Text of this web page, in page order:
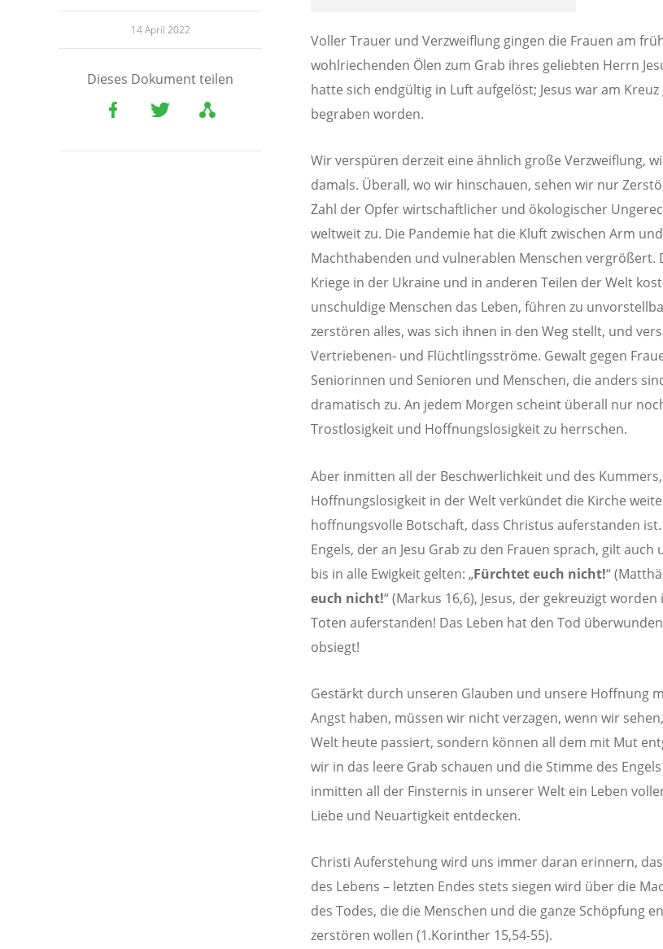
14 April 2022
Dieses Dokument teilen
Voller Trauer und Verzweiflung gingen die Frauen am
wohlriechenden Ölen zum Grab ihres geliebten Herrn
hatte sich endgültig in Luft aufgelöst; Jesus war am
begraben worden.
Wir verspüren derzeit eine ähnlich große Verzweiflung,
damals. Überall, wo wir hinschauen, sehen wir nur
Zahl der Opfer wirtschaftlicher und ökologischer
weltweit zu. Die Pandemie hat die Kluft zwischen Arm
Machthabenden und vulnerablen Menschen vergrößert.
Kriege in der Ukraine und in anderen Teilen der Welt
unschuldige Menschen das Leben, führen zu
zerstören alles, was sich ihnen in den Weg stellt, und
Vertriebenen- und Flüchtlingsströme. Gewalt gegen
Seniorinnen und Senioren und Menschen, die anders
dramatisch zu. An jedem Morgen scheint überall nur
Trostlosigkeit und Hoffnungslosigkeit zu herrschen.
Aber inmitten all der Beschwerlichkeit und des
Hoffnungslosigkeit in der Welt verkündet die Kirche
hoffnungsvolle Botschaft, dass Christus auferstanden
Engels, der an Jesu Grab zu den Frauen sprach, gilt
bis in alle Ewigkeit gelten: „Fürchtet euch nicht!“
euch nicht!“ (Markus 16,6), Jesus, der gekreuzigt
Toten auferstanden! Das Leben hat den Tod
obsiegt!
Gestärkt durch unseren Glauben und unsere Hoffnung
Angst haben, müssen wir nicht verzagen, wenn wir
Welt heute passiert, sondern können all dem mit Mut
wir in das leere Grab schauen und die Stimme des
inmitten all der Finsternis in unserer Welt ein Leben
Liebe und Neuartigkeit entdecken.
Christi Auferstehung wird uns immer daran erinnern,
des Lebens – letzten Endes stets siegen wird über die
des Todes, die die Menschen und die ganze Schöpfung
zerstören wollen (1.Korinther 15,54-55).